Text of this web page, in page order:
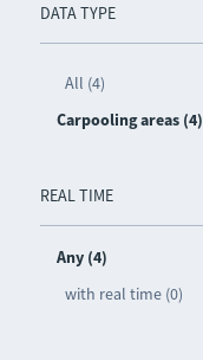
DATA TYPE
All (4)
Carpooling areas (4)
REAL TIME
Any (4)
with real time (0)